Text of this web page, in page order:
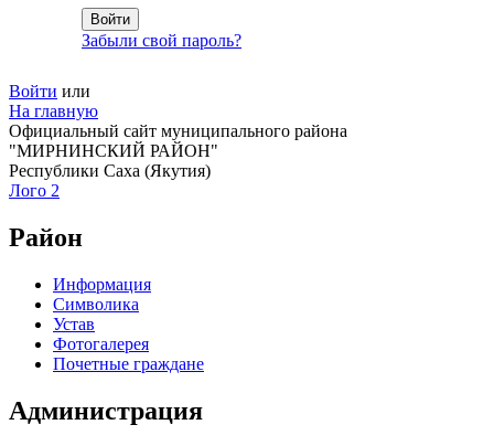
Забыли свой пароль?
Войти или
На главную
Официальный сайт муниципального района
"МИРНИНСКИЙ РАЙОН"
Республики Саха (Якутия)
Лого 2
Район
Информация
Символика
Устав
Фотогалерея
Почетные граждане
Администрация